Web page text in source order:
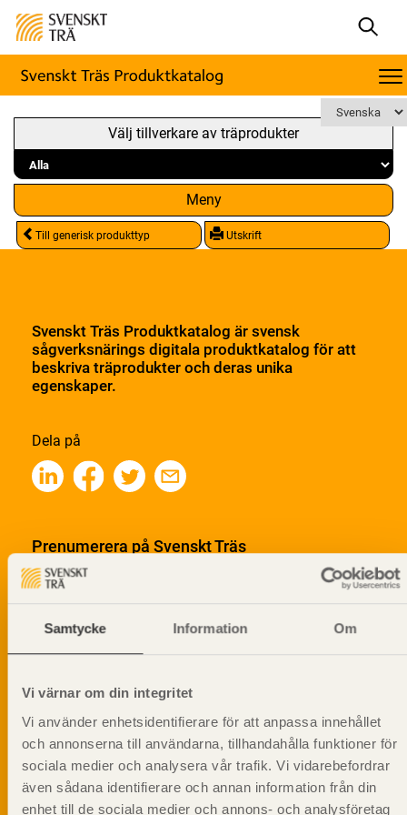
Samtycke Information Om
Vi värnar om din integritet
Vi använder enhetsidentifierare för att anpassa innehållet
och annonserna till användarna, tillhandahålla funktioner för
sociala medier och analysera vår trafik. Vi vidarebefordrar
även sådana identifierare och annan information från din
enhet till de sociala medier och annons- och analysföretag
Välj tillverkare av träprodukter
Meny
Till generisk produkttyp Utskrift
Svenskt Träs Produktkatalog är svensk
sågverksnärings digitala produktkatalog för att
beskriva träprodukter och deras unika
egenskaper.
Dela på
Prenumerera på Svenskt Träs
informationsutskick!